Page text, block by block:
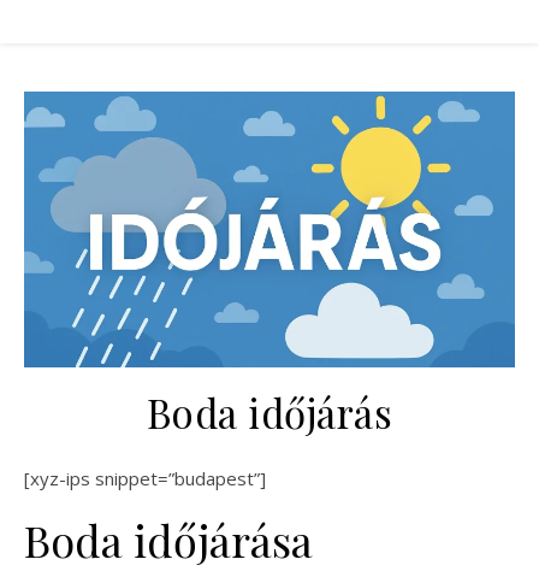
Boda időjárás
[xyz-ips snippet=”budapest”]
Boda időjárása